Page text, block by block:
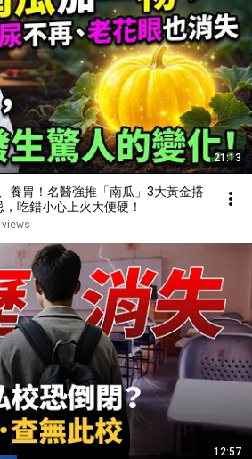
21:13
養胃！名醫強推「南瓜」3大黃金搭
吃錯小心上火大便硬！
views
12:57